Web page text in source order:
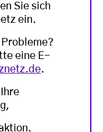
Sie sich
ein.
eine E-
.